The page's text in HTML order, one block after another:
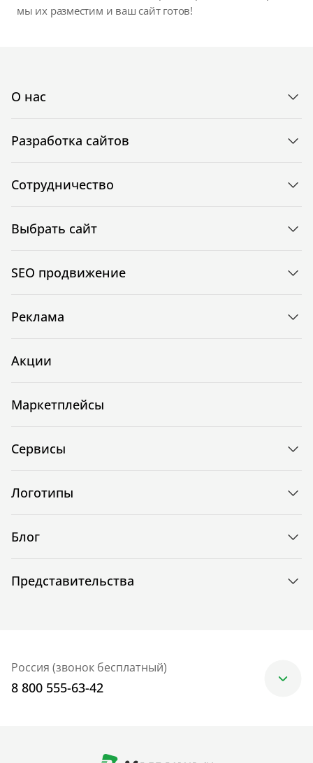
мы их разместим и ваш сайт готов!
О нас
Разработка сайтов
Сотрудничество
Выбрать сайт
SEO продвижение
Реклама
Акции
Маркетплейсы
Сервисы
Логотипы
Блог
Представительства
Россия (звонок бесплатный)
8 800 555-63-42
+7 (499) 705-30-10